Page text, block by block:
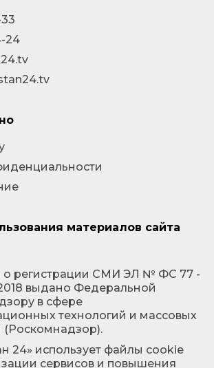
материалов сайта
о регистрации СМИ ЭЛ № ФС 77 -
выдано Федеральной
в сфере
технологий и массовых
24» использует файлы cookie
сервисов и повышения
24